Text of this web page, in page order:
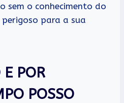
sem o conhecimento do
perigoso para a sua
E POR
POSSO